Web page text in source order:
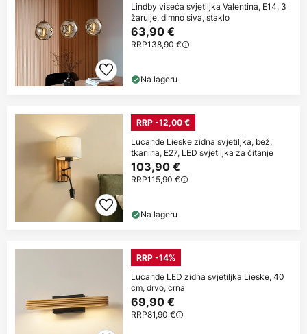
Lindby viseća svjetiljka Valentina, E14, 3
žarulje, dimno siva, staklo
63,90 €
RRP138,90 €
Na lageru
RRP -12,00 €
Lucande Lieske zidna svjetiljka, bež,
tkanina, E27, LED svjetiljka za čitanje
103,90 €
RRP115,90 €
Na lageru
RRP -14%
Lucande LED zidna svjetiljka Lieske, 40
cm, drvo, crna
69,90 €
RRP81,90 €